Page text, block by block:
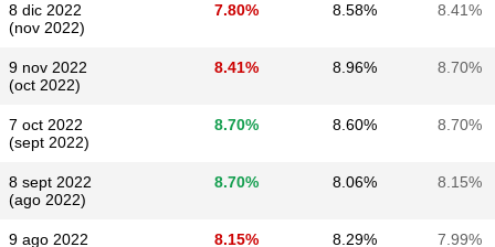
8 dic 2022
(nov 2022)
7.80% 8.58% 8.41%
9 nov 2022
(oct 2022)
8.41% 8.96% 8.70%
7 oct 2022
(sept 2022)
8.70% 8.60% 8.70%
8 sept 2022
(ago 2022)
8.70% 8.06% 8.15%
9 ago 2022 8.15% 8.29% 7.99%